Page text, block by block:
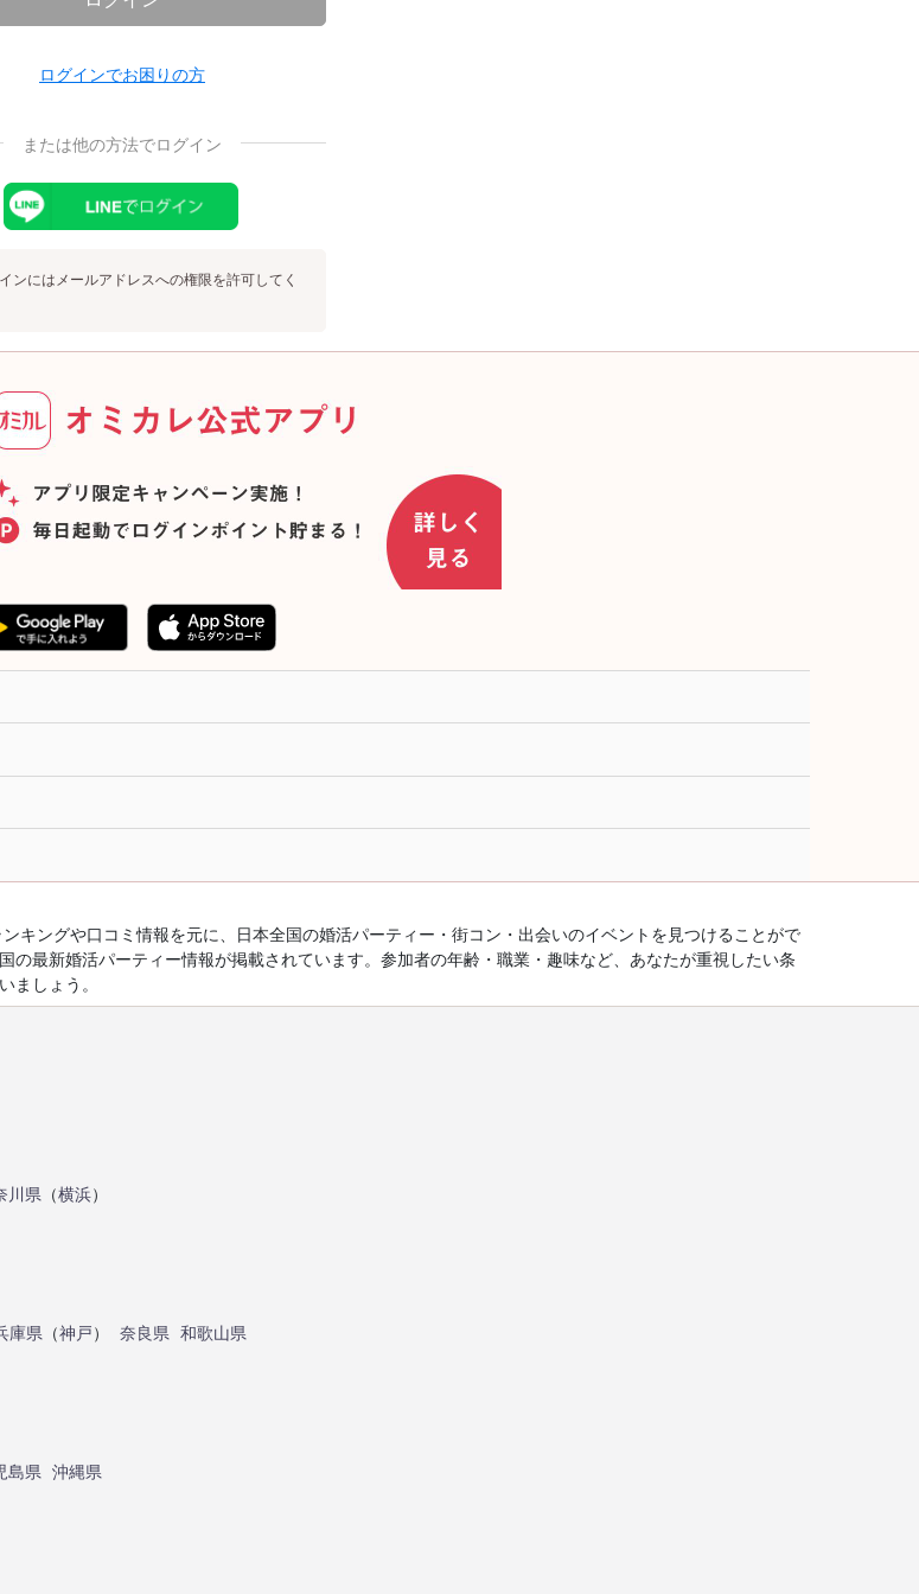
ログインでお困りの方
または他の方法でログイン
ンにはメールアドレスへの権限を許可してく
キングや口コミ情報を元に、日本全国の婚活パーティー・街コン・出会いのイベントを見つけることがで
最新婚活パーティー情報が掲載されています。参加者の年齢・職業・趣味など、あなたが重視したい条
ましょう。
川県 （横浜）
庫県 （神戸） 奈良県 和歌山県
島県 沖縄県